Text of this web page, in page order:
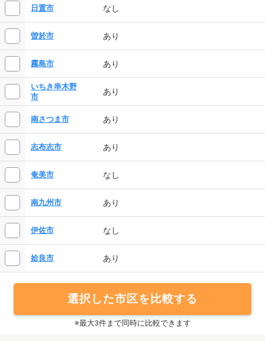
日置市 なし
曽於市 あり
霧島市 あり
いちき串木野
市
あり
南さつま市 あり
志布志市 あり
奄美市 なし
南九州市 あり
伊佐市 なし
姶良市 あり
選択した市区を比較する
※最大3件まで同時に比較できます